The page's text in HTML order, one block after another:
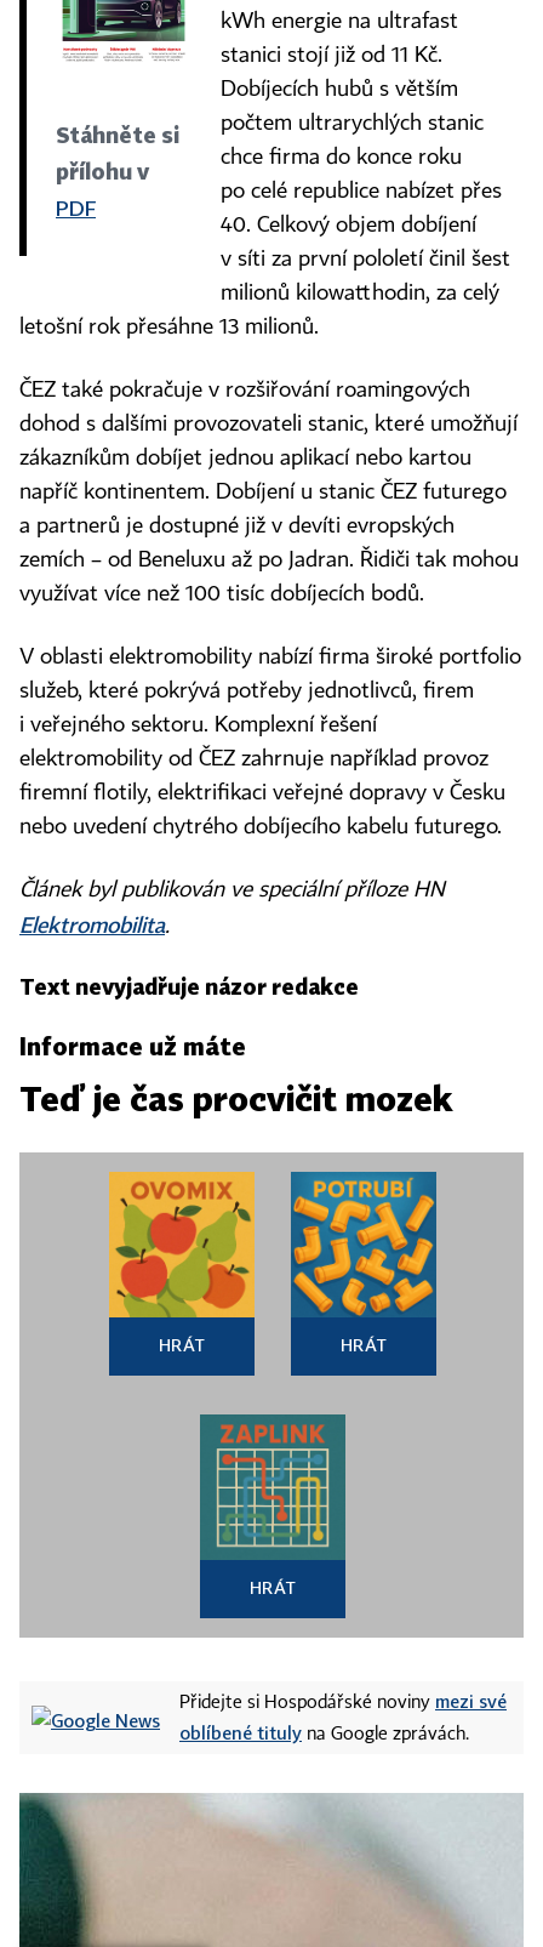
Stáhněte si
přílohu v
PDF
kWh energie na ultrafast
stanici stojí již od 11 Kč.
Dobíjecích hubů s větším
počtem ultrarychlých stanic
chce firma do konce roku
po celé republice nabízet přes
40. Celkový objem dobíjení
v síti za první pololetí činil šest
milionů kilowatthodin, za celý
letošní rok přesáhne 13 milionů.
ČEZ také pokračuje v rozšiřování roamingových
dohod s dalšími provozovateli stanic, které umožňují
zákazníkům dobíjet jednou aplikací nebo kartou
napříč kontinentem. Dobíjení u stanic ČEZ futurego
a partnerů je dostupné již v devíti evropských
zemích – od Beneluxu až po Jadran. Řidiči tak mohou
využívat více než 100 tisíc dobíjecích bodů.
V oblasti elektromobility nabízí firma široké portfolio
služeb, které pokrývá potřeby jednotlivců, firem
i veřejného sektoru. Komplexní řešení
elektromobility od ČEZ zahrnuje například provoz
firemní flotily, elektrifikaci veřejné dopravy v Česku
nebo uvedení chytrého dobíjecího kabelu futurego.
Článek byl publikován ve speciální příloze HN
Elektromobilita.
Text nevyjadřuje názor redakce
Informace už máte
Teď je čas procvičit mozek
HRÁT HRÁT
HRÁT
Přidejte si Hospodářské noviny mezi své
oblíbené tituly na Google zprávách.